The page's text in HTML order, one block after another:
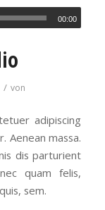
00:00
/ von
adipiscing
Aenean massa.
dis parturient
quam felis,
sem.